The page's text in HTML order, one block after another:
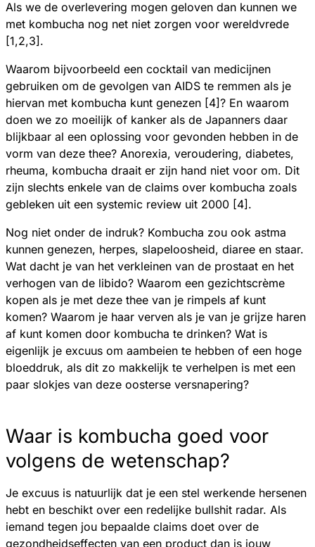
Als we de overlevering mogen geloven dan kunnen we
met kombucha nog net niet zorgen voor wereldvrede
[1,2,3].
Waarom bijvoorbeeld een cocktail van medicijnen
gebruiken om de gevolgen van AIDS te remmen als je
hiervan met kombucha kunt genezen [4]? En waarom
doen we zo moeilijk of kanker als de Japanners daar
blijkbaar al een oplossing voor gevonden hebben in de
vorm van deze thee? Anorexia, veroudering, diabetes,
rheuma, kombucha draait er zijn hand niet voor om. Dit
zijn slechts enkele van de claims over kombucha zoals
gebleken uit een systemic review uit 2000 [4].
Nog niet onder de indruk? Kombucha zou ook astma
kunnen genezen, herpes, slapeloosheid, diaree en staar.
Wat dacht je van het verkleinen van de prostaat en het
verhogen van de libido? Waarom een gezichtscrème
kopen als je met deze thee van je rimpels af kunt
komen? Waarom je haar verven als je van je grijze haren
af kunt komen door kombucha te drinken? Wat is
eigenlijk je excuus om aambeien te hebben of een hoge
bloeddruk, als dit zo makkelijk te verhelpen is met een
paar slokjes van deze oosterse versnapering?
Waar is kombucha goed voor
volgens de wetenschap?
Je excuus is natuurlijk dat je een stel werkende hersenen
hebt en beschikt over een redelijke bullshit radar. Als
iemand tegen jou bepaalde claims doet over de
gezondheidseffecten van een product dan is jouw